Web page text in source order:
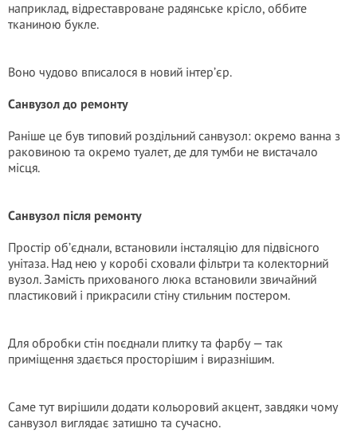
наприклад, відреставроване радянське крісло, оббите
тканиною букле.
Воно чудово вписалося в новий інтер’єр.
Санвузол до ремонту
Раніше це був типовий роздільний санвузол: окремо ванна з
раковиною та окремо туалет, де для тумби не вистачало
місця.
Санвузол після ремонту
Простір об’єднали, встановили інсталяцію для підвісного
унітаза. Над нею у коробі сховали фільтри та колекторний
вузол. Замість прихованого люка встановили звичайний
пластиковий і прикрасили стіну стильним постером.
Для обробки стін поєднали плитку та фарбу — так
приміщення здається просторішим і виразнішим.
Саме тут вирішили додати кольоровий акцент, завдяки чому
санвузол виглядає затишно та сучасно.